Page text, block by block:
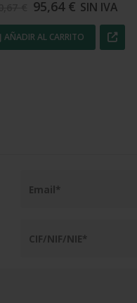
317,60€ SIN IVA
AÑADIR AL CARRITO